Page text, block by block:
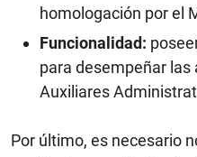
homologación por el
Funcionalidad:
para desempeñar
Auxiliares
Por último, es necesario